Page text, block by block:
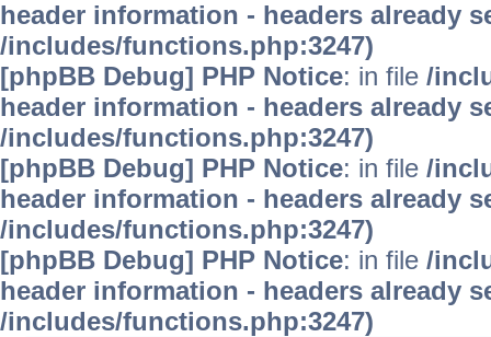
header information - headers already
/includes/functions.php:3247)
[phpBB Debug] PHP Notice: in file /
header information - headers already
/includes/functions.php:3247)
[phpBB Debug] PHP Notice: in file /
header information - headers already
/includes/functions.php:3247)
[phpBB Debug] PHP Notice: in file /
header information - headers already
/includes/functions.php:3247)